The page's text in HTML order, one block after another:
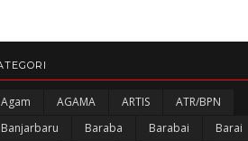
Agam AGAMA ARTIS
ATR/BPN
Banjarbaru
Baraba Barabai
Barai